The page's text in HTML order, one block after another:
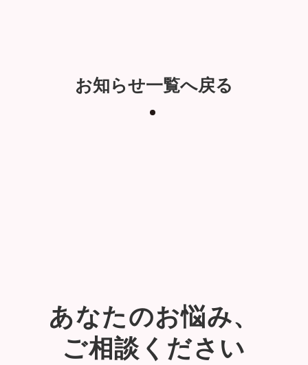
お知らせ一覧へ戻る
あなたのお悩み、
ご相談ください